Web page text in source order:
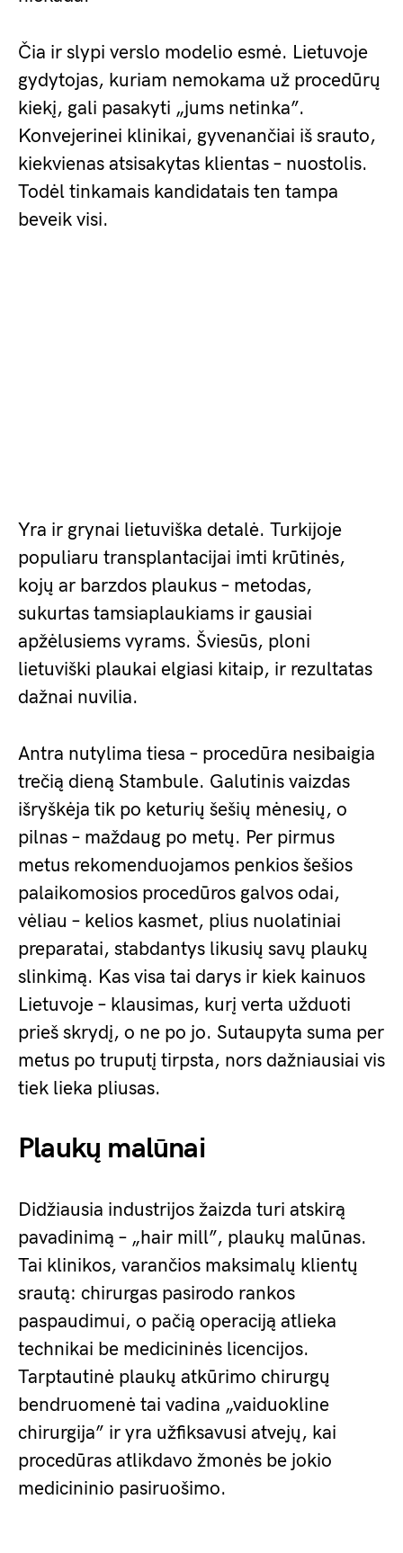
Čia ir slypi verslo modelio esmė. Lietuvoje
gydytojas, kuriam nemokama už procedūrų
kiekį, gali pasakyti „jums netinka”.
Konvejerinei klinikai, gyvenančiai iš srauto,
kiekvienas atsisakytas klientas – nuostolis.
Todėl tinkamais kandidatais ten tampa
beveik visi.
Yra ir grynai lietuviška detalė. Turkijoje
populiaru transplantacijai imti krūtinės,
kojų ar barzdos plaukus – metodas,
sukurtas tamsiaplaukiams ir gausiai
apžėlusiems vyrams. Šviesūs, ploni
lietuviški plaukai elgiasi kitaip, ir rezultatas
dažnai nuvilia.
Antra nutylima tiesa – procedūra nesibaigia
trečią dieną Stambule. Galutinis vaizdas
išryškėja tik po keturių šešių mėnesių, o
pilnas – maždaug po metų. Per pirmus
metus rekomenduojamos penkios šešios
palaikomosios procedūros galvos odai,
vėliau – kelios kasmet, plius nuolatiniai
preparatai, stabdantys likusių savų plaukų
slinkimą. Kas visa tai darys ir kiek kainuos
Lietuvoje – klausimas, kurį verta užduoti
prieš skrydį, o ne po jo. Sutaupyta suma per
metus po truputį tirpsta, nors dažniausiai vis
tiek lieka pliusas.
Plaukų malūnai
Didžiausia industrijos žaizda turi atskirą
pavadinimą – „hair mill”, plaukų malūnas.
Tai klinikos, varančios maksimalų klientų
srautą: chirurgas pasirodo rankos
paspaudimui, o pačią operaciją atlieka
technikai be medicininės licencijos.
Tarptautinė plaukų atkūrimo chirurgų
bendruomenė tai vadina „vaiduokline
chirurgija” ir yra užfiksavusi atvejų, kai
procedūras atlikdavo žmonės be jokio
medicininio pasiruošimo.